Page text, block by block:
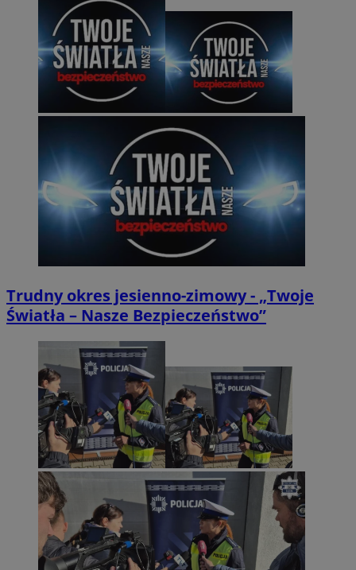
Trudny okres jesienno-zimowy - „Twoje
Światła – Nasze Bezpieczeństwo”